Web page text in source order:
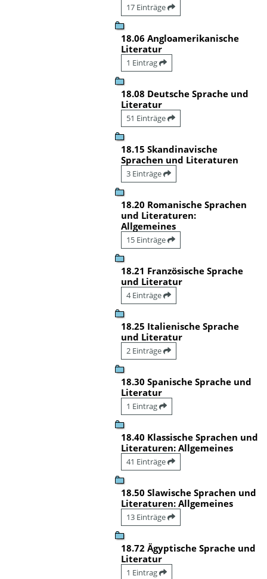
17 Einträge
18.06 Angloamerikanische
Literatur
1 Eintrag
18.08 Deutsche Sprache und
Literatur
51 Einträge
18.15 Skandinavische
Sprachen und Literaturen
3 Einträge
18.20 Romanische Sprachen
und Literaturen:
Allgemeines
15 Einträge
18.21 Französische Sprache
und Literatur
4 Einträge
18.25 Italienische Sprache
und Literatur
2 Einträge
18.30 Spanische Sprache und
Literatur
1 Eintrag
18.40 Klassische Sprachen und
Literaturen: Allgemeines
41 Einträge
18.50 Slawische Sprachen und
Literaturen: Allgemeines
13 Einträge
18.72 Ägyptische Sprache und
Literatur
1 Eintrag